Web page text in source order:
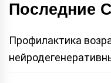
Последние
Профилактика